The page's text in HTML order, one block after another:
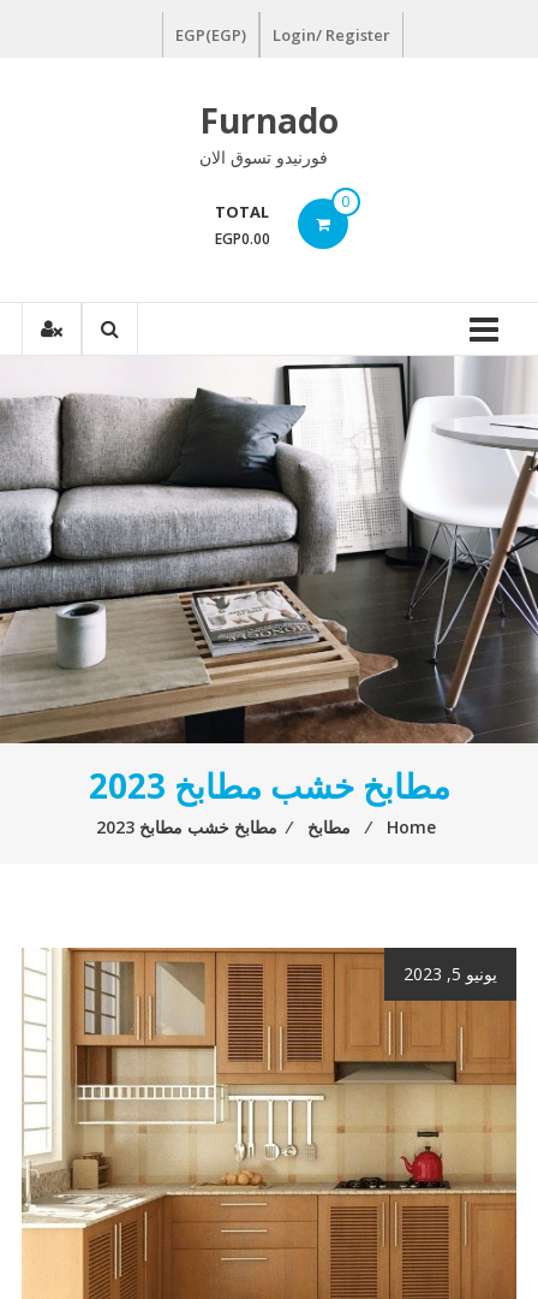
Login/ Register
EGP(EGP)
Furnado
فورنيدو تسوق الان
0
TOTAL
EGP0.00
مطابخ خشب مطابخ 2023
Home
⁄ مطابخ ⁄ مطابخ خشب مطابخ 2023
يونيو 5, 2023